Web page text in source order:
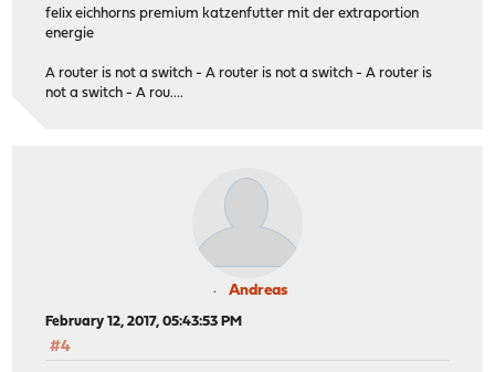
felix eichhorns premium katzenfutter mit der extraportion
energie
A router is not a switch - A router is not a switch - A router is
not a switch - A rou....
Andreas
February 12, 2017, 05:43:53 PM
#4